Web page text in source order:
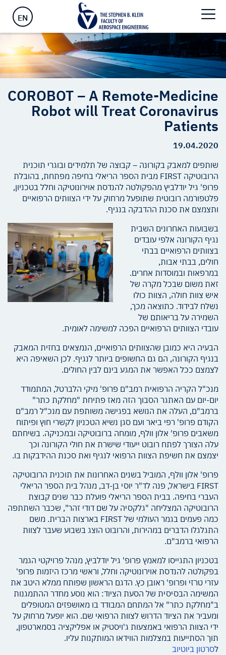
EN
COROBOT – A Remote-Medicine
Robot will Treat Coronavirus
Patients
19.04.2020
שותפים למאבק בקורונה – קבוצה של תלמידים ובוגרי תוכנית
הרובוטיקה FIRST מבית הספר הריאלי בחיפה מפתחת, בהובלת
פרופ' גיל יודלביץ מהפקולטה להנדסת אוירונוטיקה וחלל בטכניון,
פלטפורמה רובוטית שתופעל מרחוק על ידי הצוותים הרפואיים
ותצמצם את סכנת ההדבקה בנגיף.
בשבועות האחרונים השבית
נגיף הקורונה אלפי עובדים
בצוותים הרפואיים בבתי
חולים, בבתי אבות,
במרפאות ובמוסדות אחרים.
זאת משום שבכל מקרה של
איש צוות חולה, הצוות כולו
נשלח לבידוד. כתוצאה מכך,
השמירה על בריאותם של
עובדי הצוותים הרפואיים הפכה למשימה לאומית.
הבעיה היא כמובן שהצוותים הרפואיים, הנמצאים בחזית המאבק
בנגיף הקורונה, הם גם החשופים ביותר לנגיף. לכן השאיפה היא
לצמצם ככל האפשר את המגע בינם לבין החולים.
מנכ"ל הקריה הרפואית רמב"ם פרופ' מיקי הלברטל, המתמודד
יום-יום עם האתגר הסבוך הזה מאז פתיחת "מחלקת כתר"
ברמב"ם, העלה את הנושא בפגישה משותפת עם מנכ"ל רמב"ם
הקודם פרופ' רפי ביאר ועם סגן נשיא הטכניון לקשרי חוץ ופיתוח
משאבים פרופ' אלון וולף, מומחה ברובוטיקה ובמכניקה. בשיחתם
עלה הצורך לפתח רובוט ייעודי שישרת את חולי הקורונה וכך
יצמצם את חשיפת הצוות הרפואי לנגיף ואת סכנת ההידבקות בו.
פרופ' אלון וולף, המוביל בשנים האחרונות את תוכנית הרובוטיקה
FIRST בישראל, פנה לד"ר יוסי בן-דב, מנהל בית הספר הריאלי
העברי בחיפה. בבית הספר הריאלי פועלת כבר שנים קבוצת
הרובוטיקה המצליחה "גלקסיה על שם דודי זהר", שכבר השתתפה
כמה פעמים בגמר העולמי של FIRST בארצות הברית. משם
התגלגלו הדברים במהירות, והרובוט הוצג בשבוע שעבר לצוות
הרפואי ברמב"ם.
בטכניון התגייסו למאמץ פרופ' גיל יודלביץ, מנהל פרויקטי הגמר
בפקולטה להנדסת אוירונוטיקה וחלל, וראשי מרכז היזמות פרופ'
עזרי טרזי ופרופ' ראובן כץ. הדגם הראשון שפותח ממלא היטב את
המשימה הבסיסית של הסעת הציוד: הוא נוסע מחדר ההתמגנות
ב"מחלקת כתר" אל המתחם המבודד בו מאושפזים המטופלים
ומעביר את הציוד הדרוש לצוות הרפואי שם. הוא יופעל מרחוק על
ידי הצוות הרפואי באמצעות ג'ויסטיק או אפליקציה בסמארטפון,
תוך הסתייעות במצלמות הווידאו המותקנות עליו.
לסרטון ביוטיוב